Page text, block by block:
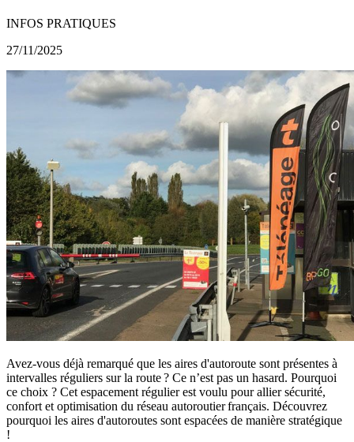
INFOS PRATIQUES
27/11/2025
Avez-vous déjà remarqué que les aires d'autoroute sont présentes à
intervalles réguliers sur la route ? Ce n’est pas un hasard. Pourquoi
ce choix ? Cet espacement régulier est voulu pour allier sécurité,
confort et optimisation du réseau autoroutier français. Découvrez
pourquoi les aires d'autoroutes sont espacées de manière stratégique
!